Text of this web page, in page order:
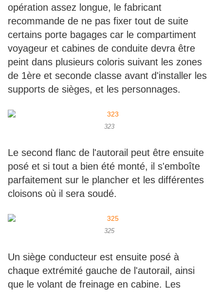
opération assez longue, le fabricant
recommande de ne pas fixer tout de suite
certains porte bagages car le compartiment
voyageur et cabines de conduite devra être
peint dans plusieurs coloris suivant les zones
de 1ère et seconde classe avant d'installer les
supports de sièges, et les personnages.
323
Le second flanc de l'autorail peut être ensuite
posé et si tout a bien été monté, il s'emboîte
parfaitement sur le plancher et les différentes
cloisons où il sera soudé.
325
Un siège conducteur est ensuite posé à
chaque extrémité gauche de l'autorail, ainsi
que le volant de freinage en cabine. Les